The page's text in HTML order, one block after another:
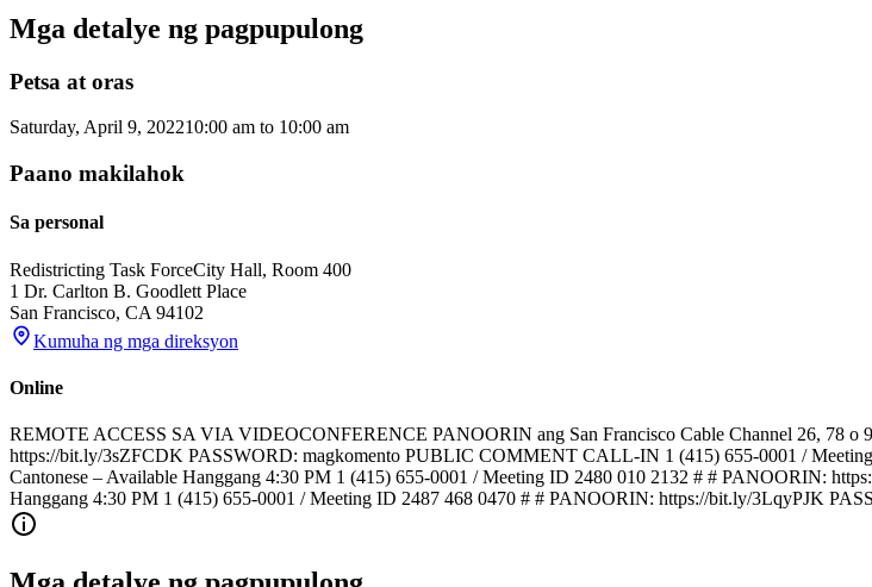
Mga detalye ng pagpupulong
Petsa at oras
Saturday, April 9, 202210:00 am to 10:00 am
Paano makilahok
Sa personal
Redistricting Task ForceCity Hall, Room 400
1 Dr. Carlton B. Goodlett Place
San Francisco, CA 94102
Kumuha ng mga direksyon
Online
REMOTE ACCESS SA VIA VIDEOCONFERENCE PANOORIN ang San Francisco Cable Channel 26, 78
https://bit.ly/3sZFCDK PASSWORD: magkomento PUBLIC COMMENT CALL-IN 1 (415) 655-0001 /
Cantonese – Available Hanggang 4:30 PM 1 (415) 655-0001 / Meeting ID 2480 010 2132 # # PANOORIN:
Hanggang 4:30 PM 1 (415) 655-0001 / Meeting ID 2487 468 0470 # # PANOORIN: https://bit.ly/3LqyPJK